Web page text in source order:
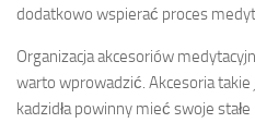
dodatkowo wspierać proces
Organizacja akcesoriów
warto wprowadzić. Akcesoria takie
kadzidła powinny mieć swoje